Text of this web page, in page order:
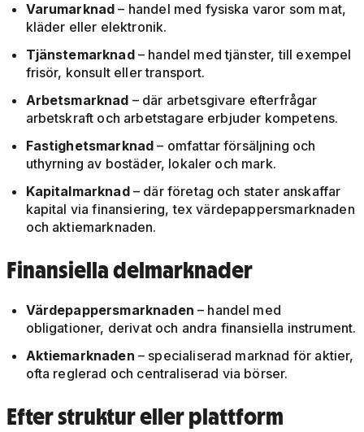
Varumarknad– handel med fysiska varor som mat,
kläder eller elektronik.
Tjänstemarknad – handel med tjänster, till exempel
frisör, konsult eller transport.
Arbetsmarknad – där arbetsgivare efterfrågar
arbetskraft och arbetstagare erbjuder kompetens.
Fastighetsmarknad– omfattar försäljning och
uthyrning av bostäder, lokaler och mark.
Kapitalmarknad – där företag och stater anskaffar
kapital via finansiering, tex värdepappersmarknaden
och aktiemarknaden.
Finansiella delmarknader
Värdepappersmarknaden– handel med
obligationer, derivat och andra finansiella instrument.
Aktiemarknaden – specialiserad marknad för aktier,
ofta reglerad och centraliserad via börser.
Efter struktur eller plattform